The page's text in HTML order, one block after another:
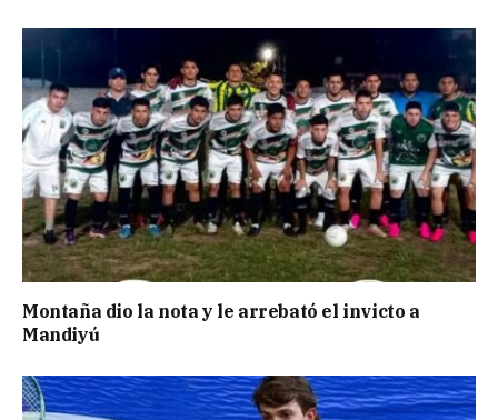
Montaña dio la nota y le arrebató el invicto a
Mandiyú